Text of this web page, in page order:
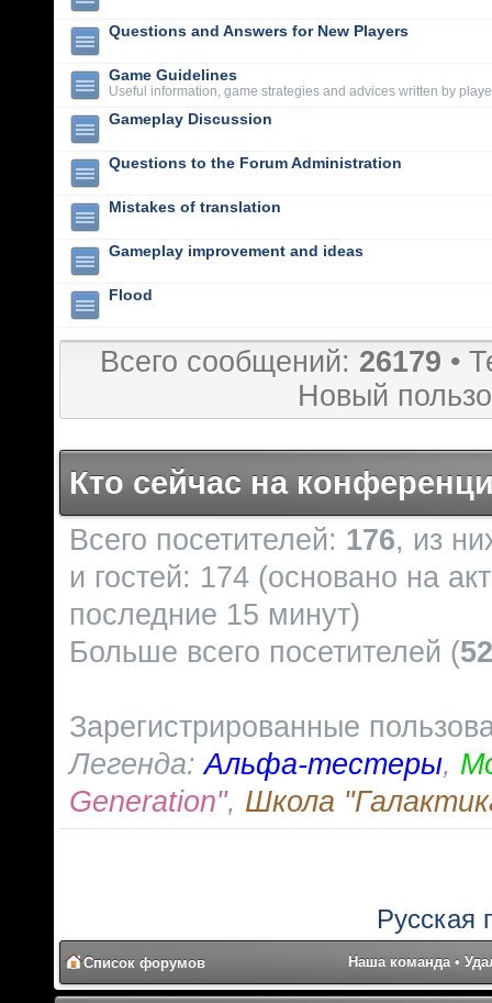
Questions and Answers for New Players
Game Guidelines
Useful information, game strategies and advices written by
Gameplay Discussion
Questions to the Forum Administration
Mistakes of translation
Gameplay improvement and ideas
Flood
Всего сообщений: 26179 •
Новый
Кто сейчас на
Всего посетителей: 176, из
и гостей: 174 (основано на
последние 15 минут)
Больше всего посетителей (
Зарегистрированные
Легенда:Альфа-тестеры,
Generation", Школа
Русская
Список форумов Наша команда•